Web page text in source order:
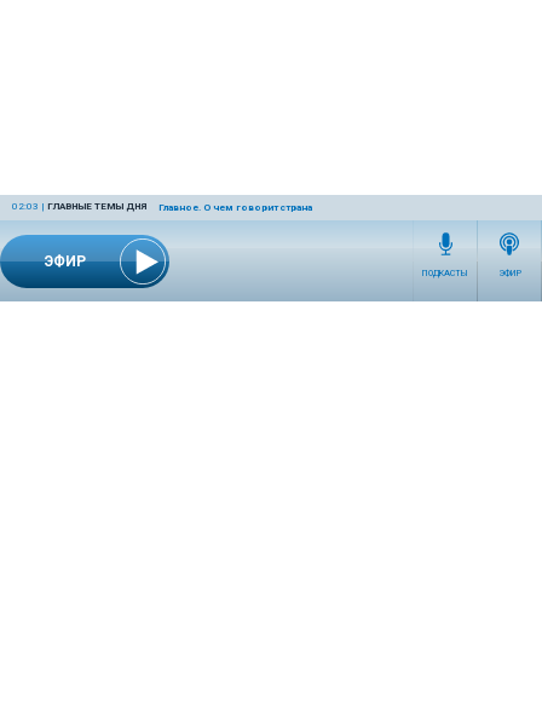
ЭФИР
02:03 | ГЛАВНЫЕ ТЕМЫ ДНЯ Главное. О чем говорит страна
ПОДКАСТЫ ЭФИР